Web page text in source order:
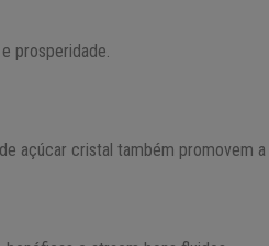
prosperidade.
açúcar cristal também promovem